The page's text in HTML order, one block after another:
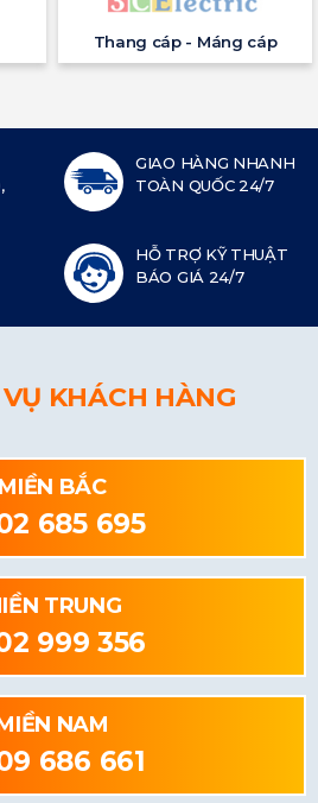
Thang cáp - Máng cáp
GIAO HÀNG NHANH
TOÀN QUỐC 24/7
HỖ TRỢ KỸ THUẬT
BÁO GIÁ 24/7
KHÁCH HÀNG
MIỀN BẮC
685 695
TRUNG
999 356
NAM
686 661